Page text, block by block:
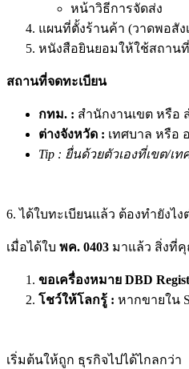
หน้าวิธีการจัดส่ง
แผนที่ตั้งร้านค้า (วาดพอสัง
หนังสือยินยอมให้ใช้สถาน
สถานที่จดทะเบียน
กทม. : สำนักงานเขต หรือ
ต่างจังหวัด : เทศบาล หรือ
Tip : ยื่นด้วยตัวเองที่เขต/เ
6. ได้ใบทะเบียนแล้ว ต้องทำยังไง
เมื่อได้ใบ พค. 0403 มาแล้ว สิ่งที่
ขอเครื่องหมาย DBD
โชว์ให้โลกรู้ : หากขายใน
เริ่มต้นให้ถูก ธุรกิจไปได้ไกลกว่า